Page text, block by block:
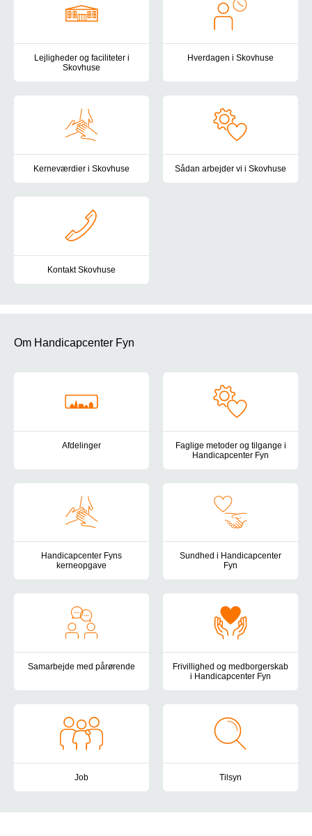
Lejligheder og faciliteter i
Skovhuse
Hverdagen i Skovhuse
Kerneværdier i Skovhuse Sådan arbejder vi i Skovhuse
Kontakt Skovhuse
Om Handicapcenter Fyn
Afdelinger
Her finder du en oversigt over Handicapcenter Fyns tilbud for
Faglige metoder og tilgange i
Handicapcenter Fyn
Handicapcenter Fyns
kerneopgave
Sundhed i Handicapcenter
Fyn
Samarbejde med pårørende
I Handicapcenter Fyn lægger vi vægt på at have et
Frivillighed og medborgerskab
i Handicapcenter Fyn
Job Tilsyn